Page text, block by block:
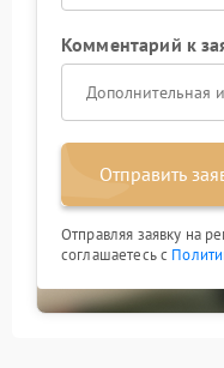
Комментарий к
Отправить
Отправляя заявку на
соглашаетесь с